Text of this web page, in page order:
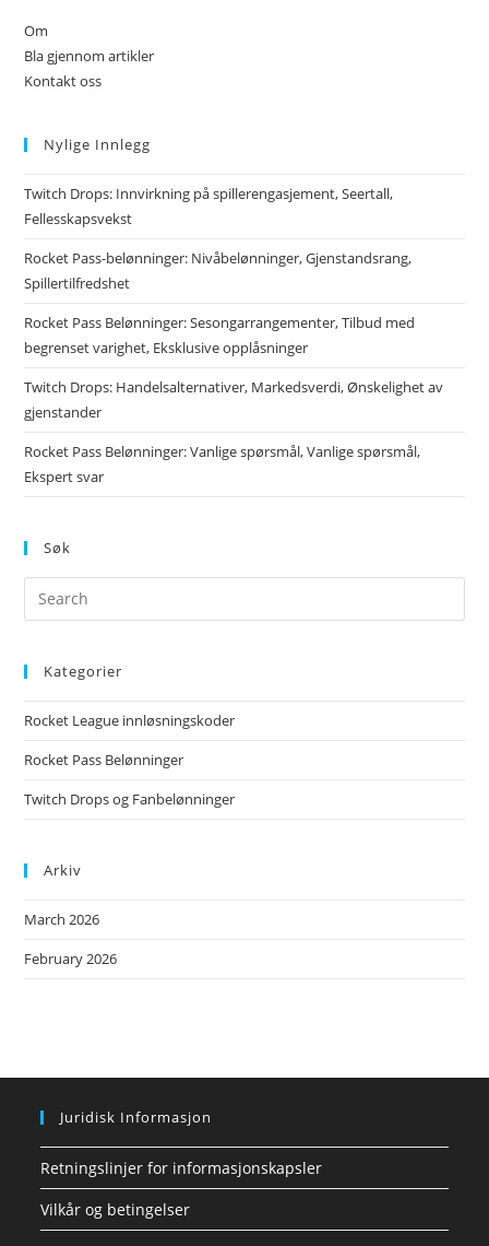
Om
Bla gjennom artikler
Kontakt oss
Nylige Innlegg
Twitch Drops: Innvirkning på spillerengasjement, Seertall,
Fellesskapsvekst
Rocket Pass-belønninger: Nivåbelønninger, Gjenstandsrang,
Spillertilfredshet
Rocket Pass Belønninger: Sesongarrangementer, Tilbud med
begrenset varighet, Eksklusive opplåsninger
Twitch Drops: Handelsalternativer, Markedsverdi, Ønskelighet av
gjenstander
Rocket Pass Belønninger: Vanlige spørsmål, Vanlige spørsmål,
Ekspert svar
Søk
Kategorier
Rocket League innløsningskoder
Rocket Pass Belønninger
Twitch Drops og Fanbelønninger
Arkiv
March 2026
February 2026
Juridisk Informasjon
Retningslinjer for informasjonskapsler
Vilkår og betingelser